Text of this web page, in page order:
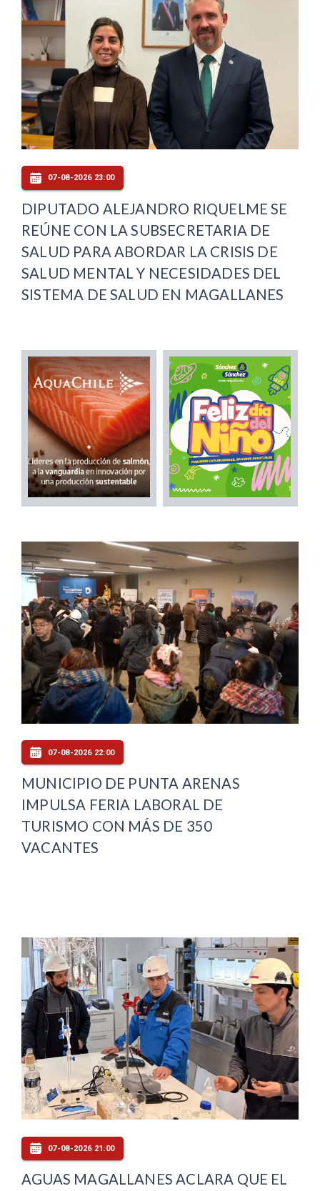
07-08-2026 23:00
DIPUTADO ALEJANDRO RIQUELME SE
REÚNE CON LA SUBSECRETARIA DE
SALUD PARA ABORDAR LA CRISIS DE
SALUD MENTAL Y NECESIDADES DEL
SISTEMA DE SALUD EN MAGALLANES
07-08-2026 22:00
MUNICIPIO DE PUNTA ARENAS
IMPULSA FERIA LABORAL DE
TURISMO CON MÁS DE 350
VACANTES
07-08-2026 21:00
AGUAS MAGALLANES ACLARA QUE EL